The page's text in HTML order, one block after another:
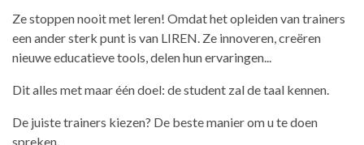
Ze stoppen nooit met leren! Omdat het opleiden van trainers
een ander sterk punt is van LIREN. Ze innoveren, creëren
nieuwe educatieve tools, delen hun ervaringen...
Dit alles met maar één doel: de student zal de taal kennen.
De juiste trainers kiezen? De beste manier om u te doen
spreken.